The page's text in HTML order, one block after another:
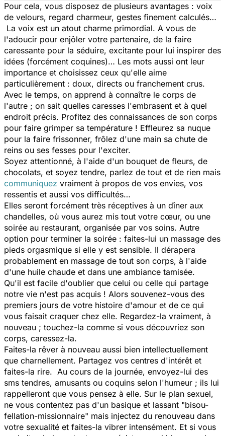
Pour cela, vous disposez de plusieurs avantages : voix
de velours, regard charmeur, gestes finement calculés…
La voix est un atout charme primordial. A vous de
l'adoucir pour enjôler votre partenaire, de la faire
caressante pour la séduire, excitante pour lui inspirer des
idées (forcément coquines)… Les mots aussi ont leur
importance et choisissez ceux qu'elle aime
particulièrement : doux, directs ou franchement crus.
Avec le temps, on apprend à connaître le corps de
l'autre ; on sait quelles caresses l'embrasent et à quel
endroit précis. Profitez des connaissances de son corps
pour faire grimper sa température ! Effleurez sa nuque
pour la faire frissonner, frôlez d'une main sa chute de
reins ou ses fesses pour l'exciter.
Soyez attentionné, à l'aide d'un bouquet de fleurs, de
chocolats, et soyez tendre, parlez de tout et de rien mais
communiquez vraiment à propos de vos envies, vos
ressentis et aussi vos difficultés…
Elles seront forcément très réceptives à un dîner aux
chandelles, où vous aurez mis tout votre cœur, ou une
soirée au restaurant, organisée par vos soins. Autre
option pour terminer la soirée : faites-lui un massage des
pieds orgasmique si elle y est sensible. Il dérapera
probablement en massage de tout son corps, à l'aide
d'une huile chaude et dans une ambiance tamisée.
Qu'il est facile d'oublier que celui ou celle qui partage
notre vie n'est pas acquis ! Alors souvenez-vous des
premiers jours de votre histoire d'amour et de ce qui
vous faisait craquer chez elle. Regardez-la vraiment, à
nouveau ; touchez-la comme si vous découvriez son
corps, caressez-la.
Faites-la rêver à nouveau aussi bien intellectuellement
que charnellement. Partagez vos centres d'intérêt et
faites-la rire. Au cours de la journée, envoyez-lui des
sms tendres, amusants ou coquins selon l'humeur ; ils lui
rappelleront que vous pensez à elle. Sur le plan sexuel,
ne vous contentez pas d'un basique et lassant "bisou-
fellation-missionnaire" mais injectez du renouveau dans
votre sexualité et faites-la vibrer intensément. Et si vous